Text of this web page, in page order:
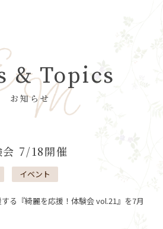
& Topics
お知らせ
会 7/18開催
イベント
る『綺麗を応援！体験会 vol.21』を7月